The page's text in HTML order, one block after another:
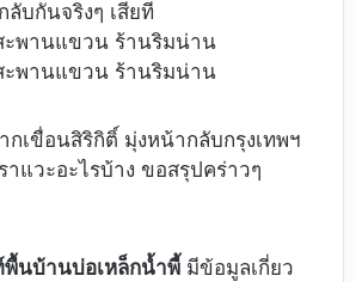
ลับกันจริงๆ เสียที
กเขื่อนสิริกิติ์ มุ่งหน้ากลับกรุงเทพฯ
าแวะอะไรบ้าง ขอสรุปคร่าวๆ
นบ้านบ่อเหล็กน้ำพี้ มีข้อมูลเกี่ยว